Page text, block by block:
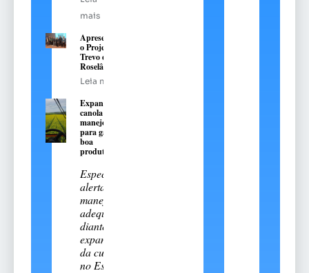
mais
Apresentado
o Projeto do
Trevo da
Roselândia
Leia mais
Expansão da
canola exige
manejo técnico
para garantir
boa
produtividade
Especialista
alerta para
manejo
adequado
diante da
expansão
da cultura
no Estado